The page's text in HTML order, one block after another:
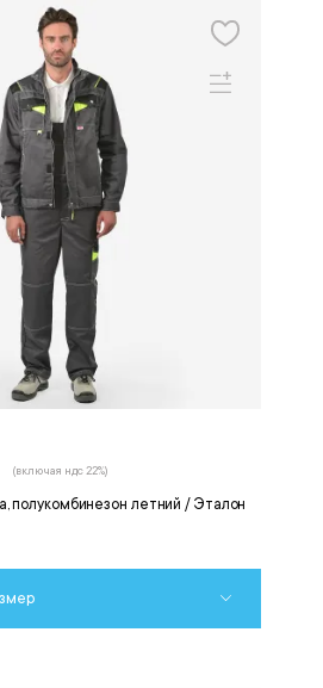
полукомбинезон летний / Эталон
(включая ндс 22%)